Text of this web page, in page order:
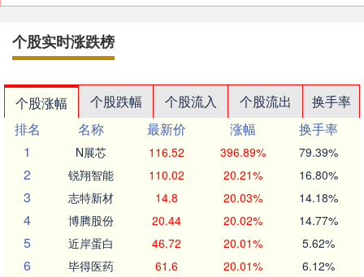
个股实时涨跌榜
个股涨幅 个股跌幅 个股流入 个股流出
换手率
排名
名称 最新价 涨幅
换手率
1
N展芯 116.52 396.89% 79.39%
2 锐翔智能 110.02 20.21% 16.80%
3 志特新材 14.8 20.03% 14.18%
4 博腾股份 20.44 20.02% 14.77%
5 近岸蛋白 46.72 20.01% 5.62%
6 毕得医药 61.6 20.01% 6.12%